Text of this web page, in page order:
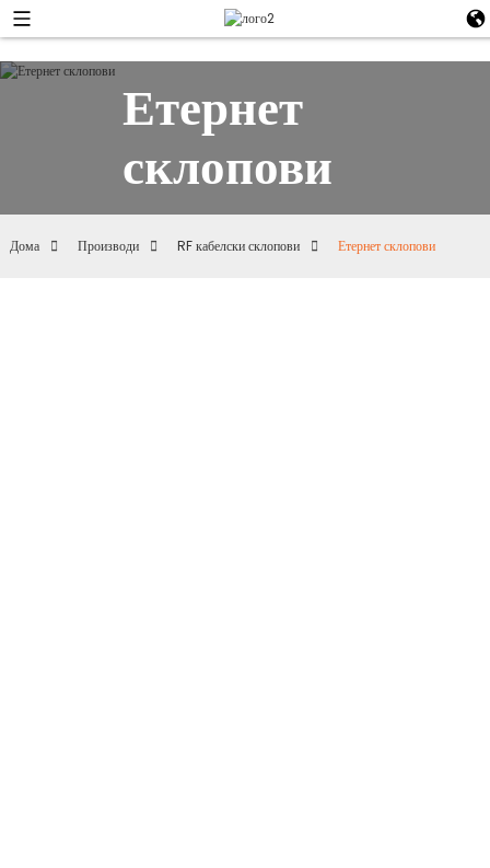
Етернет
склопови
Дома Производи RF кабелски склопови Етернет склопови